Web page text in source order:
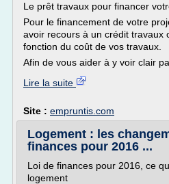
Le prêt travaux pour financer
Pour le financement de votre
avoir recours à un crédit travaux
fonction du coût de vos travaux.
Afin de vous aider à y voir clair
Lire la suite
Site : empruntis.com
Logement : les
finances pour 2016 ...
Loi de finances pour 2016, ce
logement